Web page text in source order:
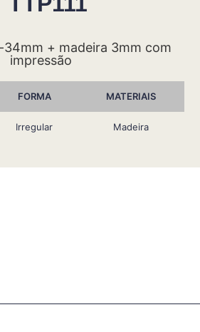
34mm + madeira 3mm com
impressão
FORMA MATERIAIS
Irregular Madeira